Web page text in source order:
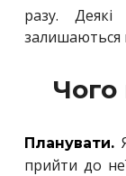
разу.
залишаються
Чого
Планувати.
прийти до